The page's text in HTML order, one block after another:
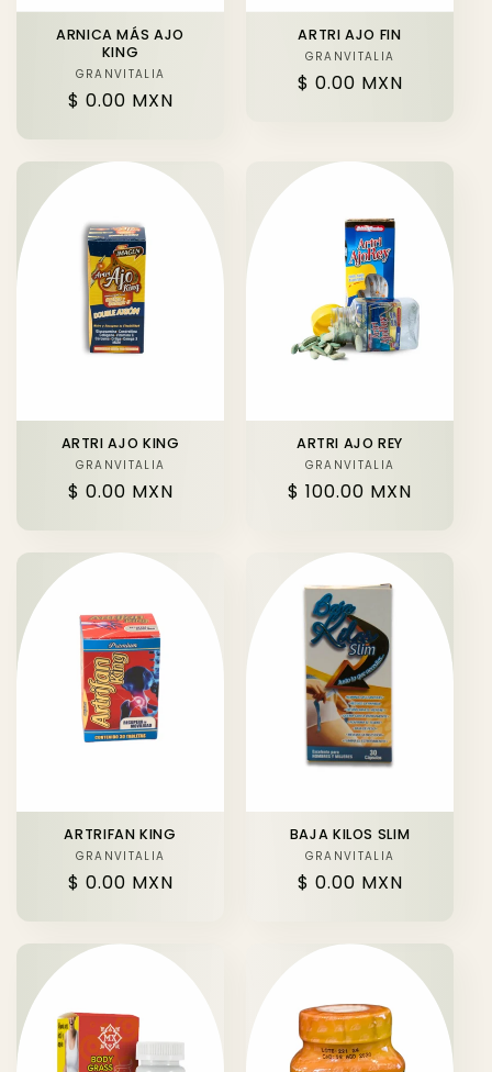
ARNICA MÁS AJO
KING
Proveedor:
GRANVITALIA
Precio
$ 0.00 MXN
ARTRI AJO FIN
Proveedor:
GRANVITALIA
Precio
$ 0.00 MXN
ARTRI AJO KING
Proveedor:
GRANVITALIA
Precio
$ 0.00 MXN
ARTRI AJO REY
Proveedor:
GRANVITALIA
Precio
$ 100.00 MXN
ARTRIFAN KING
Proveedor:
GRANVITALIA
Precio
$ 0.00 MXN
BAJA KILOS SLIM
Proveedor:
GRANVITALIA
Precio
$ 0.00 MXN